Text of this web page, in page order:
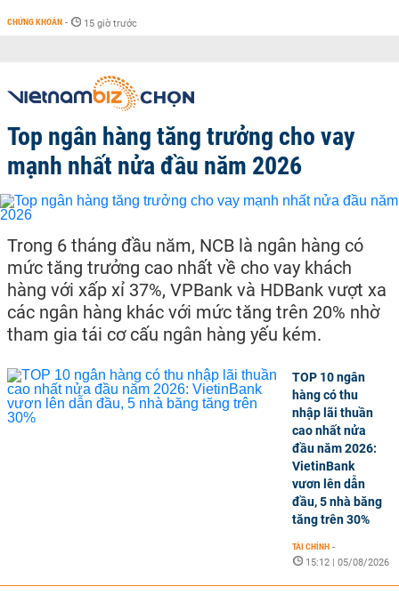
CHỨNG KHOÁN - 15 giờ trước
Top ngân hàng tăng trưởng cho vay
mạnh nhất nửa đầu năm 2026
Trong 6 tháng đầu năm, NCB là ngân hàng có
mức tăng trưởng cao nhất về cho vay khách
hàng với xấp xỉ 37%, VPBank và HDBank vượt xa
các ngân hàng khác với mức tăng trên 20% nhờ
tham gia tái cơ cấu ngân hàng yếu kém.
TOP 10 ngân
hàng có thu
nhập lãi thuần
cao nhất nửa
đầu năm 2026:
VietinBank
vươn lên dẫn
đầu, 5 nhà băng
tăng trên 30%
TÀI CHÍNH -
15:12 | 05/08/2026